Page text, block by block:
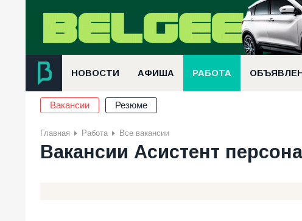
НОВОСТИ АФИША РАБОТА
Вакансии Резюме
Главная Работа Все вакансии
Вакансии Асистент